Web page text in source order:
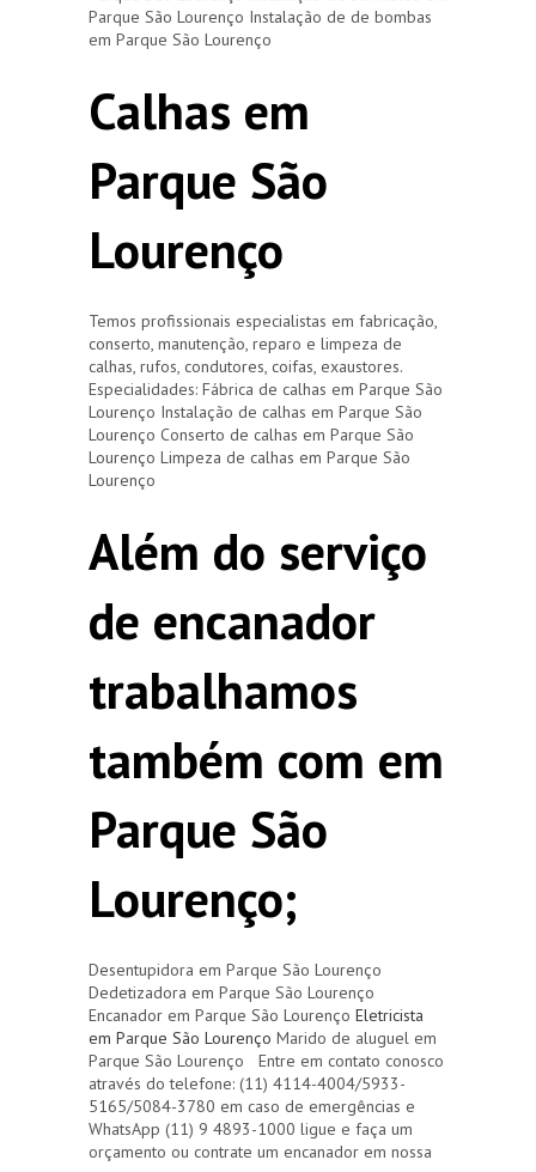
Parque São Lourenço Instalação de de bombas
em Parque São Lourenço
Calhas em
Parque São
Lourenço
Temos profissionais especialistas em fabricação,
conserto, manutenção, reparo e limpeza de
calhas, rufos, condutores, coifas, exaustores.
Especialidades: Fábrica de calhas em Parque São
Lourenço Instalação de calhas em Parque São
Lourenço Conserto de calhas em Parque São
Lourenço Limpeza de calhas em Parque São
Lourenço
Além do serviço
de encanador
trabalhamos
também com em
Parque São
Lourenço;
Desentupidora em Parque São Lourenço
Dedetizadora em Parque São Lourenço
Encanador em Parque São Lourenço Eletricista
em Parque São Lourenço Marido de aluguel em
Parque São Lourenço Entre em contato conosco
através do telefone: (11) 4114-4004/5933-
5165/5084-3780 em caso de emergências e
WhatsApp (11) 9 4893-1000 ligue e faça um
orçamento ou contrate um encanador em nossa